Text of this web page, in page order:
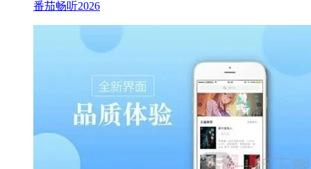
番茄畅听2026